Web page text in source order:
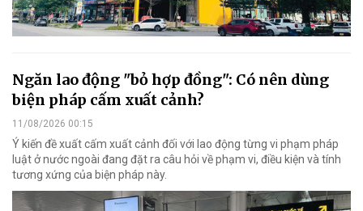
Ngăn lao động "bỏ hợp đồng": Có nên dùng
biện pháp cấm xuất cảnh?
11/08/2026 00:15
Ý kiến đề xuất cấm xuất cảnh đối với lao động từng vi phạm pháp
luật ở nước ngoài đang đặt ra câu hỏi về phạm vi, điều kiện và tính
tương xứng của biện pháp này.